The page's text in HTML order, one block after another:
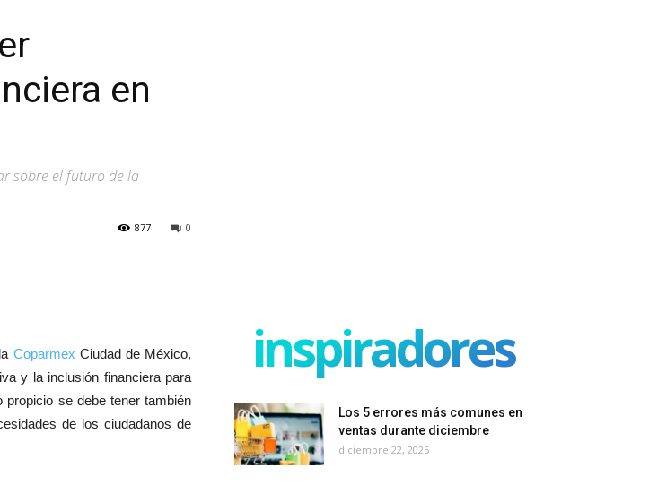
en
sobre el futuro de la
0
877
Coparmex Ciudad de México,
y la inclusión financiera para
se debe tener también
de los ciudadanos de
inspiradores
Los 5 errores más comunes en
ventas durante diciembre
diciembre 22, 2025